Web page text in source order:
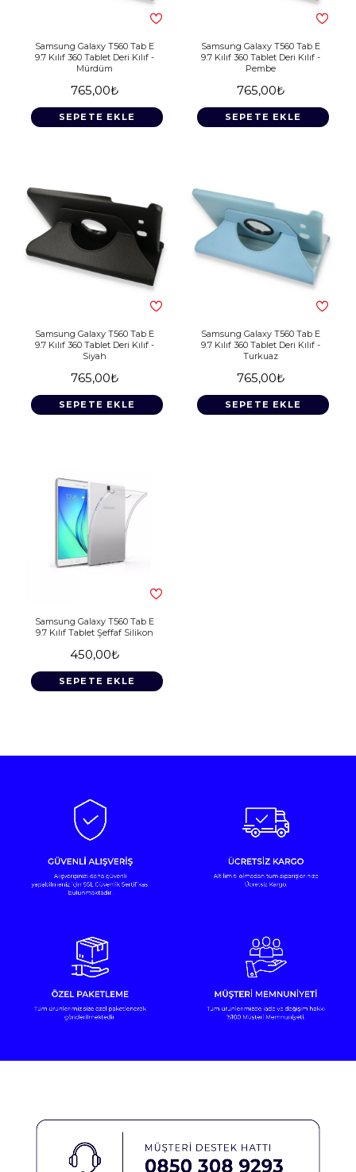
Samsung Galaxy T560 Tab E
9.7 Kılıf 360 Tablet Deri Kılıf -
Mürdüm
765,00₺
SEPETE EKLE
Samsung Galaxy T560 Tab E
9.7 Kılıf 360 Tablet Deri Kılıf -
Pembe
765,00₺
SEPETE EKLE
Samsung Galaxy T560 Tab E
9.7 Kılıf 360 Tablet Deri Kılıf -
Siyah
765,00₺
SEPETE EKLE
Samsung Galaxy T560 Tab E
9.7 Kılıf 360 Tablet Deri Kılıf -
Turkuaz
765,00₺
SEPETE EKLE
Samsung Galaxy T560 Tab E
9.7 Kılıf Tablet Şeffaf Silikon
450,00₺
SEPETE EKLE